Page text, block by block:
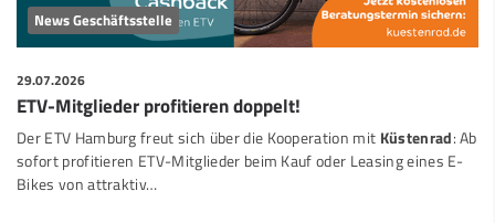
News Geschäftsstelle
29.07.2026
ETV-Mitglieder profitieren doppelt!
Der ETV Hamburg freut sich über die Kooperation mit Küstenrad: Ab
sofort profitieren ETV-Mitglieder beim Kauf oder Leasing eines E-
Bikes von attraktiv…